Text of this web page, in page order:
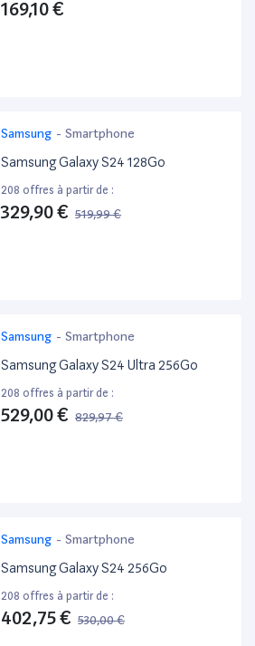
169,10 €
Samsung - Smartphone
Samsung Galaxy S24 128Go
208 offres à partir de :
329,90 € 519,99 €
Samsung - Smartphone
Samsung Galaxy S24 Ultra 256Go
208 offres à partir de :
529,00 € 829,97 €
Samsung - Smartphone
Samsung Galaxy S24 256Go
208 offres à partir de :
402,75 € 530,00 €